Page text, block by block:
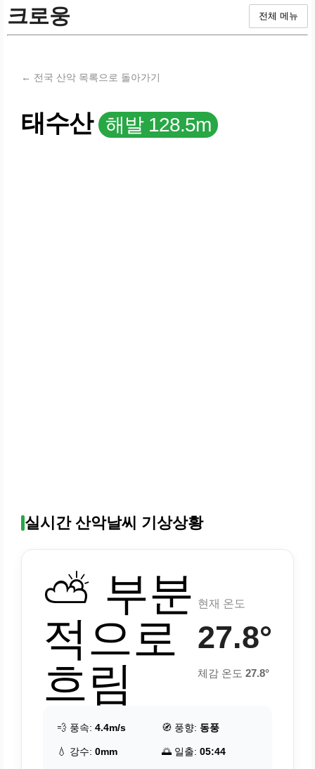
크로웅 전체 메뉴
← 전국 산악 목록으로 돌아가기
태수산 해발 128.5m
실시간 산악날씨 기상상황
⛅ 부분
적으로
흐림
현재 온도
27.8°
체감 온도 27.8°
💨 풍속: 4.4m/s 🧭 풍향: 동풍
💧 강수: 0mm 🌅 일출: 05:44